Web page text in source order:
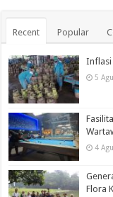
Recent Popular
Inflasi
5
4
Flora